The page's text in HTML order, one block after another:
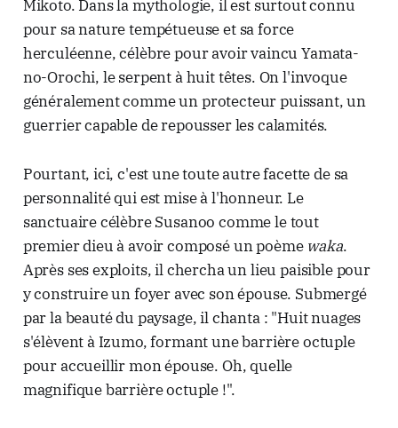
Mikoto. Dans la mythologie, il est surtout connu
pour sa nature tempétueuse et sa force
herculéenne, célèbre pour avoir vaincu Yamata-
no-Orochi, le serpent à huit têtes. On l'invoque
généralement comme un protecteur puissant, un
guerrier capable de repousser les calamités.
Pourtant, ici, c'est une toute autre facette de sa
personnalité qui est mise à l'honneur. Le
sanctuaire célèbre Susanoo comme le tout
premier dieu à avoir composé un poème waka.
Après ses exploits, il chercha un lieu paisible pour
y construire un foyer avec son épouse. Submergé
par la beauté du paysage, il chanta : "Huit nuages
s'élèvent à Izumo, formant une barrière octuple
pour accueillir mon épouse. Oh, quelle
magnifique barrière octuple !".